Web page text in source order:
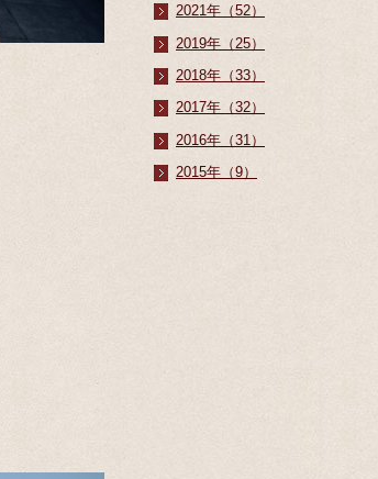
2021年（52）
2019年（25）
2018年（33）
2017年（32）
2016年（31）
2015年（9）